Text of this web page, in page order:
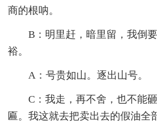
商的根呐。
B：明里赶，暗里留，我倒
裕。
A：号贵如山。逐出山号。
C：我走，再不舍，也不能
匾。我这就去把卖出去的假油全